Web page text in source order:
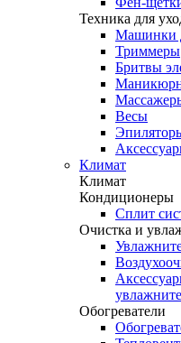
Техника для
Машинки
Триммеры
Бритвы
Весы
Климат
Климат
Кондиционеры
Сплит
Очистка и
Обогреватели